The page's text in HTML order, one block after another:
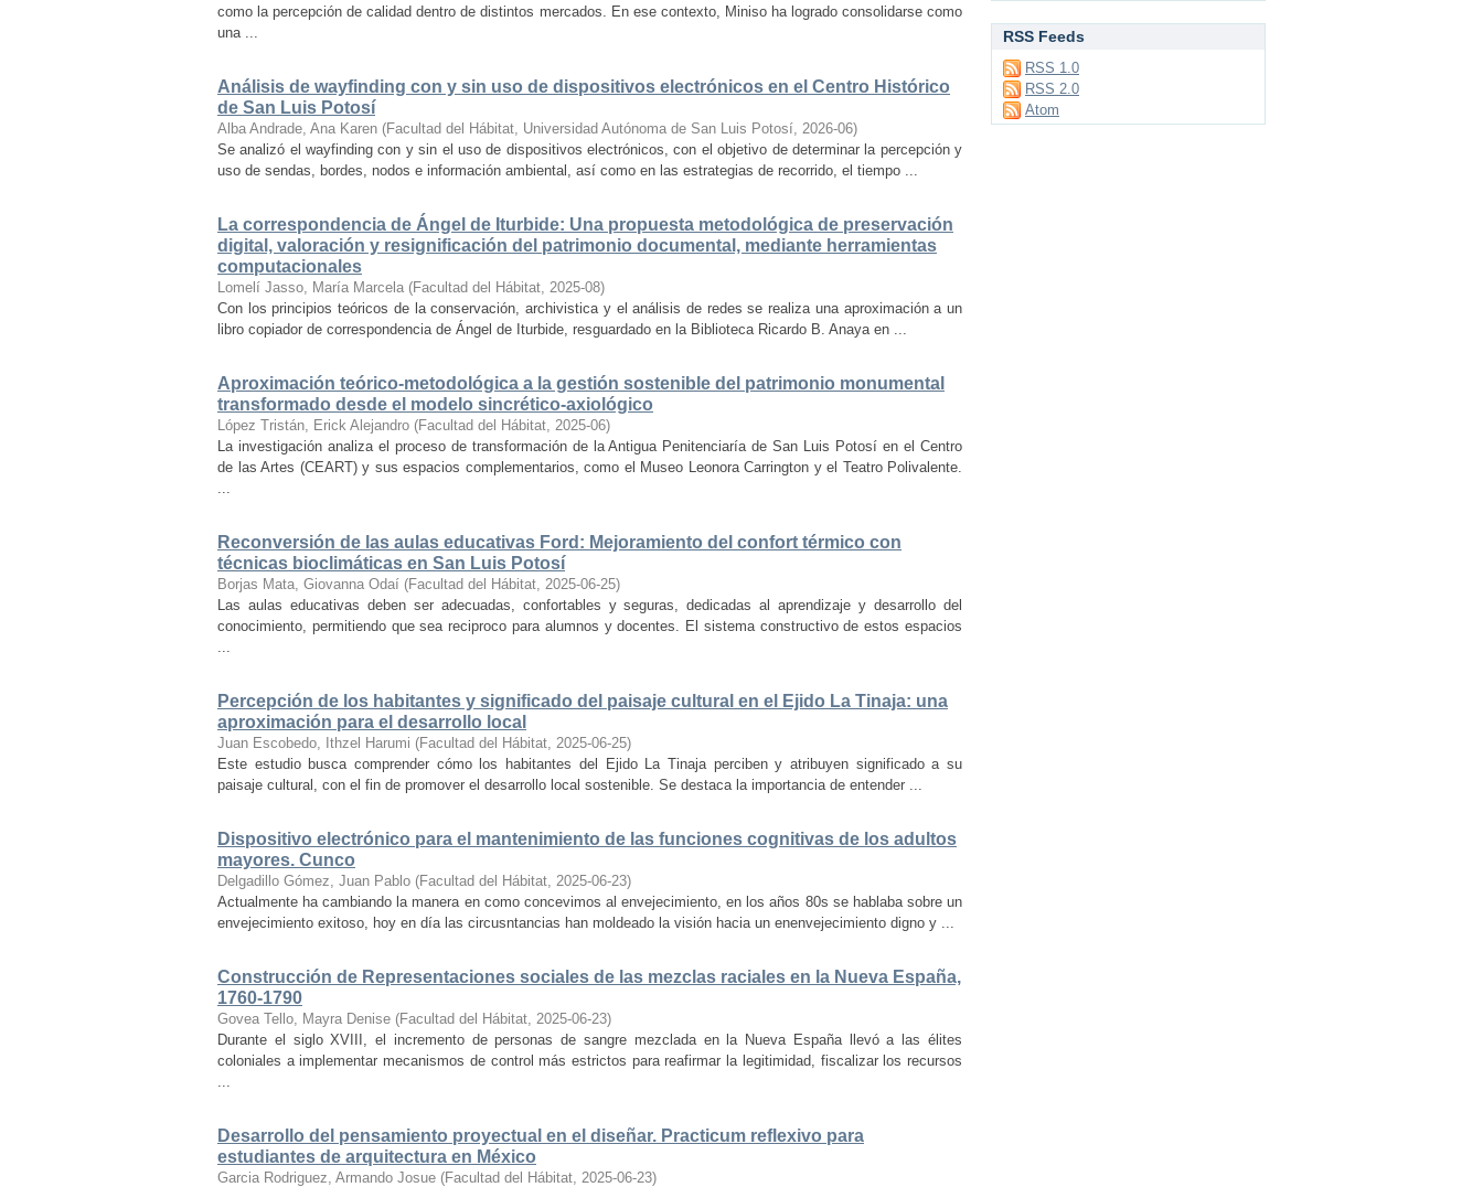
como la percepción de calidad dentro de distintos mercados. En ese contexto, Miniso ha logrado consolidarse como
una ...
Análisis de wayfinding con y sin uso de dispositivos electrónicos en el Centro Histórico
de San Luis Potosí
Alba Andrade, Ana Karen (Facultad del Hábitat, Universidad Autónoma de San Luis Potosí, 2026-06)
Se analizó el wayfinding con y sin el uso de dispositivos electrónicos, con el objetivo de determinar la percepción y
uso de sendas, bordes, nodos e información ambiental, así como en las estrategias de recorrido, el tiempo ...
La correspondencia de Ángel de Iturbide: Una propuesta metodológica de preservación
digital, valoración y resignificación del patrimonio documental, mediante herramientas
computacionales
Lomelí Jasso, María Marcela (Facultad del Hábitat, 2025-08)
Con los principios teóricos de la conservación, archivistica y el análisis de redes se realiza una aproximación a un
libro copiador de correspondencia de Ángel de Iturbide, resguardado en la Biblioteca Ricardo B. Anaya en ...
Aproximación teórico-metodológica a la gestión sostenible del patrimonio monumental
transformado desde el modelo sincrético-axiológico
López Tristán, Erick Alejandro (Facultad del Hábitat, 2025-06)
La investigación analiza el proceso de transformación de la Antigua Penitenciaría de San Luis Potosí en el Centro
de las Artes (CEART) y sus espacios complementarios, como el Museo Leonora Carrington y el Teatro Polivalente.
...
Reconversión de las aulas educativas Ford: Mejoramiento del confort térmico con
técnicas bioclimáticas en San Luis Potosí
Borjas Mata, Giovanna Odaí (Facultad del Hábitat, 2025-06-25)
Las aulas educativas deben ser adecuadas, confortables y seguras, dedicadas al aprendizaje y desarrollo del
conocimiento, permitiendo que sea reciproco para alumnos y docentes. El sistema constructivo de estos espacios
...
Percepción de los habitantes y significado del paisaje cultural en el Ejido La Tinaja: una
aproximación para el desarrollo local
Juan Escobedo, Ithzel Harumi (Facultad del Hábitat, 2025-06-25)
Este estudio busca comprender cómo los habitantes del Ejido La Tinaja perciben y atribuyen significado a su
paisaje cultural, con el fin de promover el desarrollo local sostenible. Se destaca la importancia de entender ...
Dispositivo electrónico para el mantenimiento de las funciones cognitivas de los adultos
mayores. Cunco
Delgadillo Gómez, Juan Pablo (Facultad del Hábitat, 2025-06-23)
Actualmente ha cambiando la manera en como concevimos al envejecimiento, en los años 80s se hablaba sobre un
envejecimiento exitoso, hoy en día las circusntancias han moldeado la visión hacia un enenvejecimiento digno y ...
Construcción de Representaciones sociales de las mezclas raciales en la Nueva España,
1760-1790
Govea Tello, Mayra Denise (Facultad del Hábitat, 2025-06-23)
Durante el siglo XVIII, el incremento de personas de sangre mezclada en la Nueva España llevó a las élites
coloniales a implementar mecanismos de control más estrictos para reafirmar la legitimidad, fiscalizar los recursos
...
Desarrollo del pensamiento proyectual en el diseñar. Practicum reflexivo para
estudiantes de arquitectura en México
Garcia Rodriguez, Armando Josue (Facultad del Hábitat, 2025-06-23)
RSS Feeds
RSS 1.0
RSS 2.0
Atom